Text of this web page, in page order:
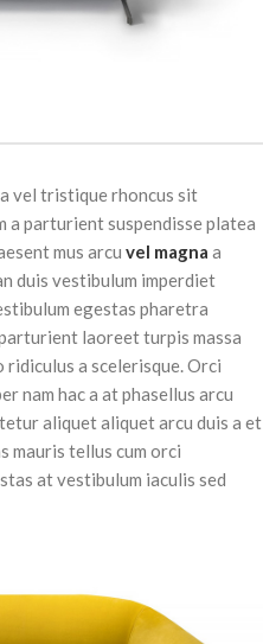
vel tristique rhoncus sit
a parturient suspendisse platea
mus arcu vel magna a
duis vestibulum imperdiet
egestas pharetra
laoreet turpis massa
a scelerisque. Orci
nam hac a at phasellus arcu
aliquet aliquet arcu duis a et
mauris tellus cum orci
at vestibulum iaculis sed